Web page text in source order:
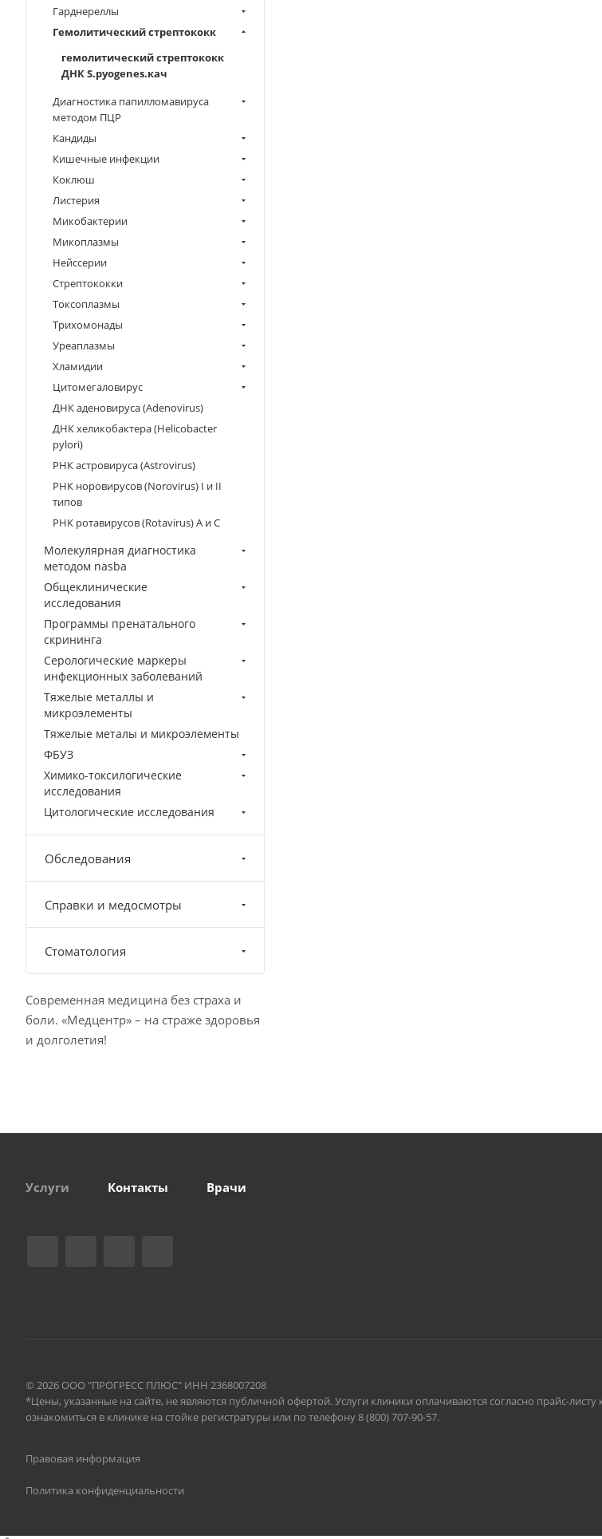
Гарднереллы
Гемолитический стрептококк
гемолитический стрептококк
ДНК S.pyogenes.кач
Диагностика папилломавируса
методом ПЦР
Кандиды
Кишечные инфекции
Коклюш
Листерия
Микобактерии
Микоплазмы
Нейссерии
Стрептококки
Токсоплазмы
Трихомонады
Уреаплазмы
Хламидии
Цитомегаловирус
ДНК аденовируса (Adenovirus)
ДНК хеликобактера (Helicobacter
pylori)
РНК астровируса (Astrovirus)
РНК норовирусов (Norovirus) I и II
типов
РНК ротавирусов (Rotavirus) A и C
Молекулярная диагностика
методом nasba
Общеклинические
исследования
Программы пренатального
скрининга
Серологические маркеры
инфекционных заболеваний
Тяжелые металлы и
микроэлементы
Тяжелые металы и микроэлементы
ФБУЗ
Химико-токсилогические
исследования
Цитологические исследования
Обследования
Справки и медосмотры
Стоматология
Современная медицина без страха и
боли. «Медцентр» – на страже здоровья
и долголетия!
Услуги Контакты Врачи
© 2026 ООО "ПРОГРЕСС ПЛЮС" ИНН 2368007208
*Цены, указанные на сайте, не являются публичной офертой. Услуги клиники оплачиваются согласно прайс-
ознакомиться в клинике на стойке регистратуры или по телефону 8 (800) 707-90-57.
Правовая информация
Политика конфиденциальности